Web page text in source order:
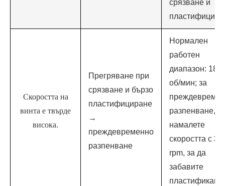
срязване и
Скоростта на
винта е твърде
висока.
Прегряване при
срязване и бързо
пластифициране
→
преждевременно
разпенване
Нормален
работен
диапазон: 18-
об/мин; за
разпенване,
намалете
скоростта с 3-5
rpm, за да
забавите